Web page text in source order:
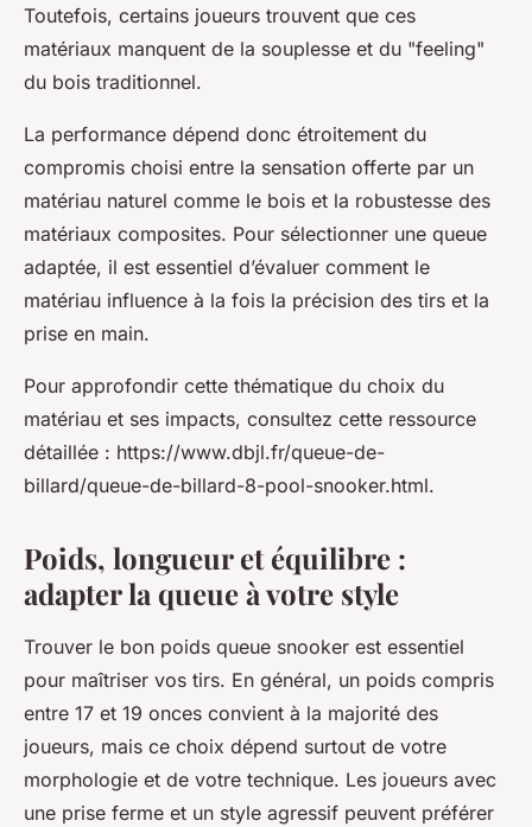
Toutefois, certains joueurs trouvent que ces
matériaux manquent de la souplesse et du "feeling"
du bois traditionnel.
La performance dépend donc étroitement du
compromis choisi entre la sensation offerte par un
matériau naturel comme le bois et la robustesse des
matériaux composites. Pour sélectionner une queue
adaptée, il est essentiel d’évaluer comment le
matériau influence à la fois la précision des tirs et la
prise en main.
Pour approfondir cette thématique du choix du
matériau et ses impacts, consultez cette ressource
détaillée : https://www.dbjl.fr/queue-de-
billard/queue-de-billard-8-pool-snooker.html.
Poids, longueur et équilibre :
adapter la queue à votre style
Trouver le bon poids queue snooker est essentiel
pour maîtriser vos tirs. En général, un poids compris
entre 17 et 19 onces convient à la majorité des
joueurs, mais ce choix dépend surtout de votre
morphologie et de votre technique. Les joueurs avec
une prise ferme et un style agressif peuvent préférer